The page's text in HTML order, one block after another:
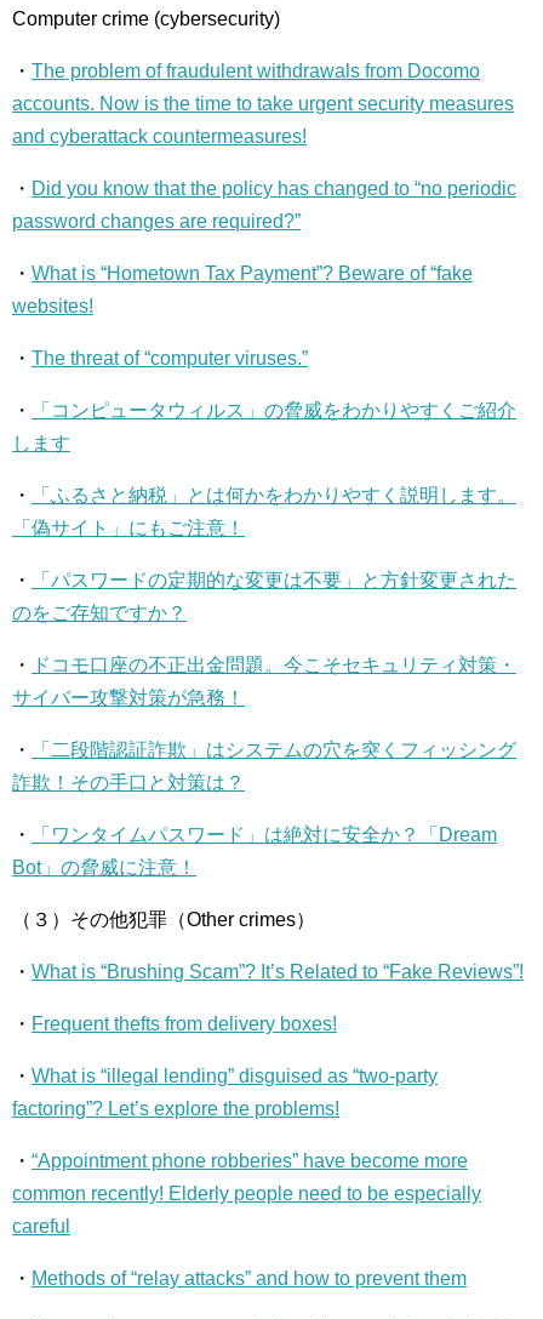
Computer crime (cybersecurity)
・ The problem of fraudulent withdrawals from Docomo
accounts. Now is the time to take urgent security measures
and cyberattack countermeasures!
・ Did you know that the policy has changed to “no periodic
password changes are required?”
・ What is “Hometown Tax Payment”? Beware of “fake
websites!
・ The threat of “computer viruses.”
・
「コンピュータウィルス」の脅威をわかりやすくご紹介
します
・
「ふるさと納税」とは何かをわかりやすく説明します。
「偽サイト」にもご注意！
・
「パスワードの定期的な変更は不要」と方針変更された
のをご存知ですか？
・
ドコモ口座の不正出金問題。今こそセキュリティ対策・
サイバー攻撃対策が急務！
・
「二段階認証詐欺」はシステムの穴を突くフィッシング
詐欺！その手口と対策は？
・
「ワンタイムパスワード」は絶対に安全か？「Dream
Bot」の脅威に注意！
（３）その他犯罪（Other crimes）
・ What is “Brushing Scam”? It’s Related to “Fake Reviews”!
・ Frequent thefts from delivery boxes!
・ What is “illegal lending” disguised as “two-party
factoring”? Let’s explore the problems!
・ “Appointment phone robberies” have become more
common recently! Elderly people need to be especially
careful
・ Methods of “relay attacks” and how to prevent them